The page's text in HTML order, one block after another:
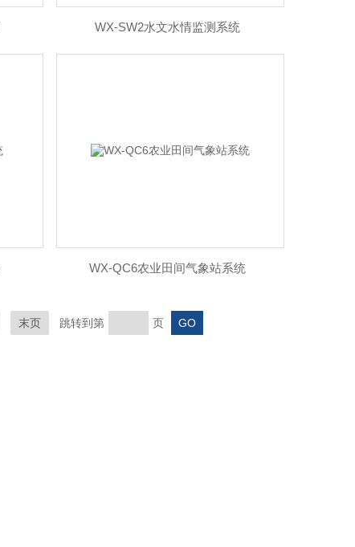
WX-SW2水文水情监测系统
WX-QC6农业田间气象站系统
末页 跳转到第 页